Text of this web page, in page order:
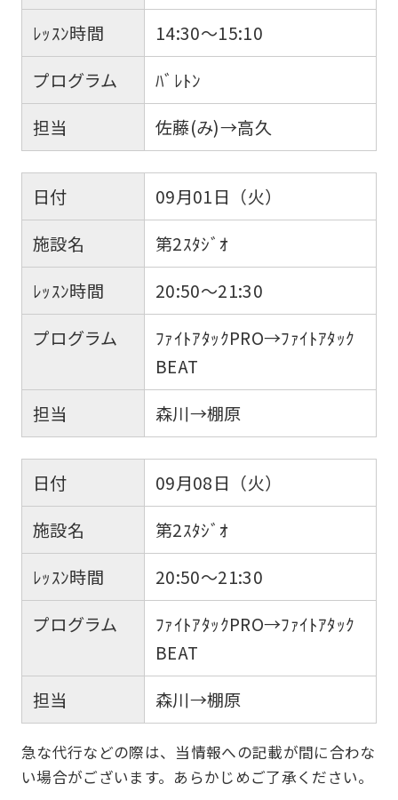
ﾚｯｽﾝ時間
14:30～15:10
プログラム
ﾊﾞﾚﾄﾝ
担当
佐藤(み)→高久
日付
09月01日（火）
施設名
第2ｽﾀｼﾞｵ
ﾚｯｽﾝ時間
20:50～21:30
プログラム
ﾌｧｲﾄｱﾀｯｸPRO→ﾌｧｲﾄｱﾀｯｸ
BEAT
担当
森川→棚原
日付
09月08日（火）
施設名
第2ｽﾀｼﾞｵ
ﾚｯｽﾝ時間
20:50～21:30
プログラム
ﾌｧｲﾄｱﾀｯｸPRO→ﾌｧｲﾄｱﾀｯｸ
BEAT
担当
森川→棚原
急な代行などの際は、当情報への記載が間に合わな
い場合がございます。あらかじめご了承ください。